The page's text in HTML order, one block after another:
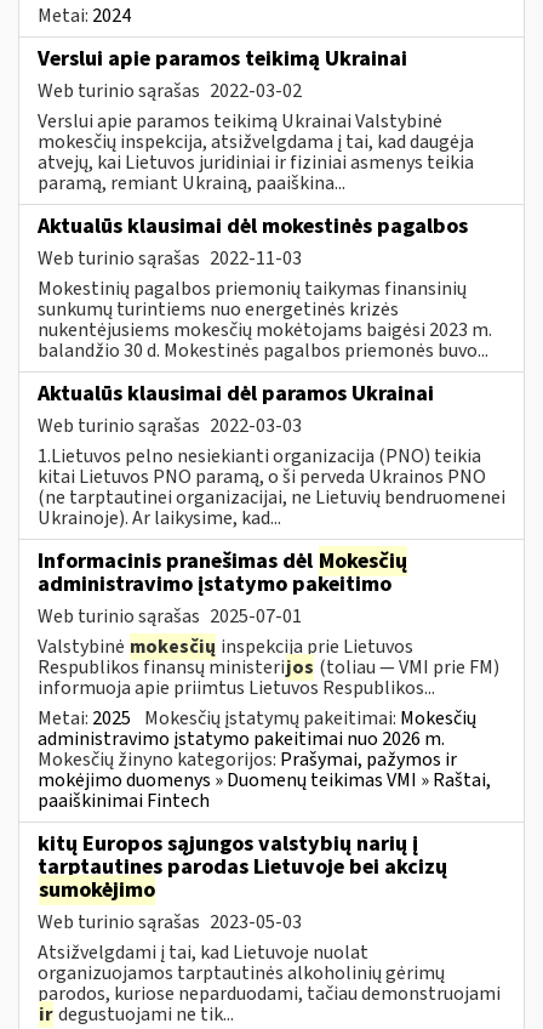
Metai: 2024
Verslui apie paramos teikimą Ukrainai
Web turinio sąrašas 2022-03-02
Verslui apie paramos teikimą Ukrainai Valstybinė
mokesčių inspekcija, atsižvelgdama į tai, kad daugėja
atvejų, kai Lietuvos juridiniai ir fiziniai asmenys teikia
paramą, remiant Ukrainą, paaiškina...
Aktualūs klausimai dėl mokestinės pagalbos
Web turinio sąrašas 2022-11-03
Mokestinių pagalbos priemonių taikymas finansinių
sunkumų turintiems nuo energetinės krizės
nukentėjusiems mokesčių mokėtojams baigėsi 2023 m.
balandžio 30 d. Mokestinės pagalbos priemonės buvo...
Aktualūs klausimai dėl paramos Ukrainai
Web turinio sąrašas 2022-03-03
1.Lietuvos pelno nesiekianti organizacija (PNO) teikia
kitai Lietuvos PNO paramą, o ši perveda Ukrainos PNO
(ne tarptautinei organizacijai, ne Lietuvių bendruomenei
Ukrainoje). Ar laikysime, kad...
Informacinis pranešimas dėl Mokesčių
administravimo įstatymo pakeitimo
Web turinio sąrašas 2025-07-01
Valstybinė mokesčių inspekcija prie Lietuvos
Respublikos finansų ministerijos (toliau — VMI prie FM)
informuoja apie priimtus Lietuvos Respublikos...
Metai: 2025 Mokesčių įstatymų pakeitimai: Mokesčių
administravimo įstatymo pakeitimai nuo 2026 m.
Mokesčių žinyno kategorijos: Prašymai, pažymos ir
mokėjimo duomenys » Duomenų teikimas VMI » Raštai,
paaiškinimai Fintech
kitų Europos sąjungos valstybių narių į
tarptautines parodas Lietuvoje bei akcizų
sumokėjimo
Web turinio sąrašas 2023-05-03
Atsižvelgdami į tai, kad Lietuvoje nuolat
organizuojamos tarptautinės alkoholinių gėrimų
parodos, kuriose neparduodami, tačiau demonstruojami
irdegustuojami ne tik...